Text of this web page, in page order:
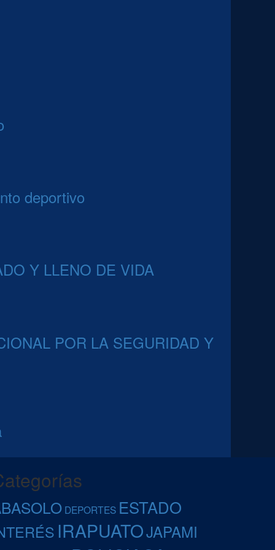
deportivo
Y LLENO DE VIDA
POR LA SEGURIDAD Y
DEPORTES ESTADO
IRAPUATOJAPAMI